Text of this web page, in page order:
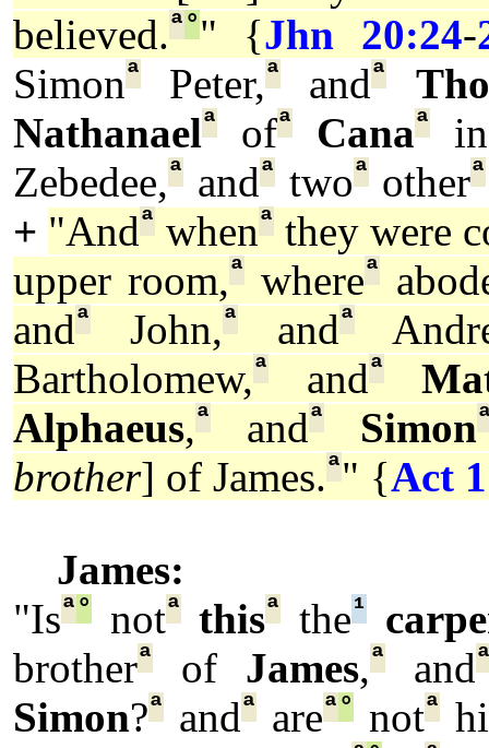
believed.ª°" {Jhn 20:24-
Simonª Peter,ª andª
Nathanaelª ofª Canaªin
Zebedee,ª andªtwoªotherª
+ "Andª whenª they were
upper room,ª whereª
andª John,ª andª
Bartholomew,ª andª
Alphaeus,ª andª Simon
brother] of James.ª" {Act
James:
"Isª° notª thisª the¹
brotherª of James,ªand
Simon?ª andªareª°notª